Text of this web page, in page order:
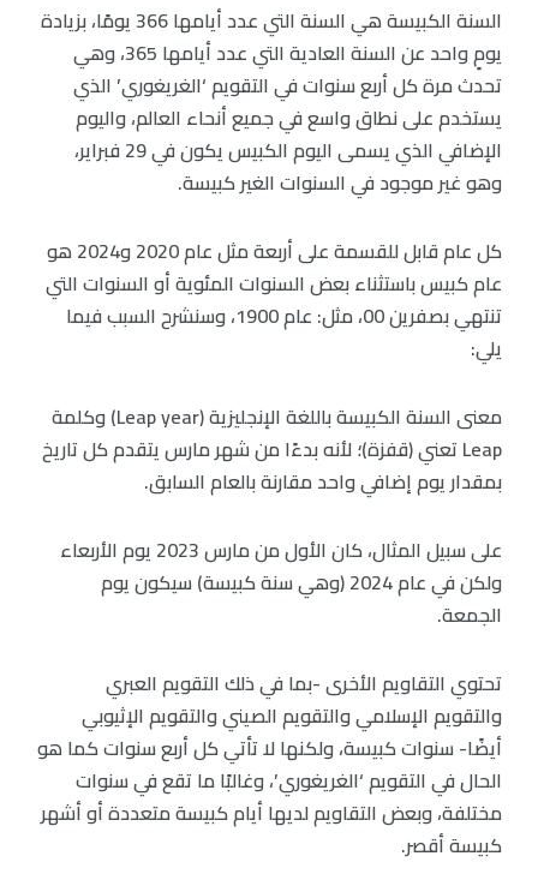
السنة الكبيسة هي السنة التي عدد أيامها 366 يومًا، بزيادة
يومٍ واحد عن السنة العادية التي عدد أيامها 365، وهي
تحدث مرة كل أربع سنوات في التقويم ‘الغريغوري’ الذي
يستخدم على نطاق واسع في جميع أنحاء العالم، واليوم
الإضافي الذي يسمى اليوم الكبيس يكون في 29 فبراير،
وهو غير موجود في السنوات الغير كبيسة.
كل عام قابل للقسمة على أربعة مثل عام 2020 و2024 هو
عام كبيس باستثناء بعض السنوات المئوية أو السنوات التي
تنتهي بصفرين 00، مثل: عام 1900، وسنشرح السبب فيما
يلي:
معنى السنة الكبيسة باللغة الإنجليزية (Leap year) وكلمة
Leap تعني (قفزة)؛ لأنه بدءًا من شهر مارس يتقدم كل تاريخ
بمقدار يوم إضافي واحد مقارنة بالعام السابق.
على سبيل المثال، كان الأول من مارس 2023 يوم الأربعاء
ولكن في عام 2024 (وهي سنة كبيسة) سيكون يوم
الجمعة.
تحتوي التقاويم الأخرى -بما في ذلك التقويم العبري
والتقويم الإسلامي والتقويم الصيني والتقويم الإثيوبي
أيضًا- سنوات كبيسة، ولكنها لا تأتي كل أربع سنوات كما هو
الحال في التقويم ‘الغريغوري’، وغالبًا ما تقع في سنوات
مختلفة، وبعض التقاويم لديها أيام كبيسة متعددة أو أشهر
كبيسة أقصر.